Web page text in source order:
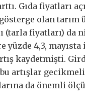
Gıda fiyatları
olan tarım
(tarla fiyatları) da
yüzde 4,3, mayısta
kaydetmişti.
artışlar
da önemli